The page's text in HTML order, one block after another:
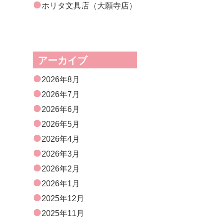
ホリタ文具店（大願寺店）
アーカイブ
2026年8月
2026年7月
2026年6月
2026年5月
2026年4月
2026年3月
2026年2月
2026年1月
2025年12月
2025年11月